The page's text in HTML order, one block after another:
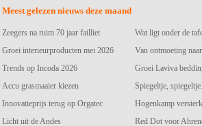
Meest gelezen nieuws deze maand
Zeegers na ruim 70 jaar failliet
Groei interieurproducten mei 2026
Trends op Incoda 2026
Accu grasmaaier kiezen
Innovatieprijs terug op Orgatec
Licht uit de Andes
Wat ligt onder de
Van ontmoeting
Groei Laviva
Spiegeltje,
Hogenkamp
Red Dot voor